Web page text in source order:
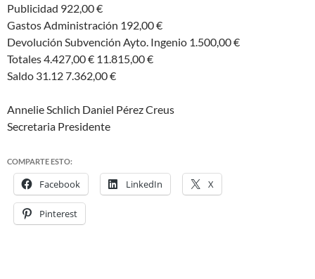
Publicidad 922,00 €
Gastos Administración 192,00 €
Devolución Subvención Ayto. Ingenio 1.500,00 €
Totales 4.427,00 € 11.815,00 €
Saldo 31.12 7.362,00 €
Annelie Schlich Daniel Pérez Creus
Secretaria Presidente
COMPARTE ESTO:
Facebook LinkedIn X
Pinterest